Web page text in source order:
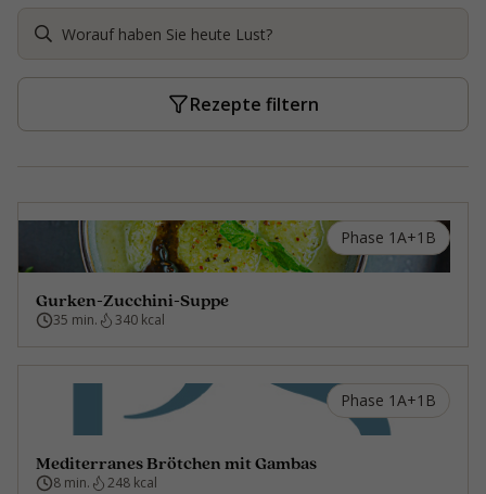
Rezepte filtern
Phase 1A+1B
Gurken-Zucchini-Suppe
35 min. 340 kcal
Phase 1A+1B
Mediterranes Brötchen mit Gambas
8 min. 248 kcal